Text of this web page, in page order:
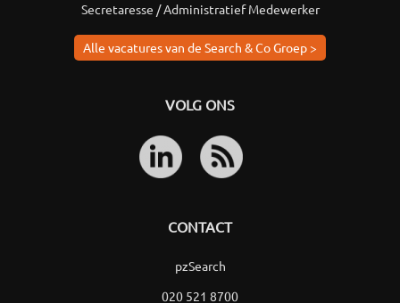
Secretaresse / Administratief Medewerker
Alle vacatures van de Search & Co Groep >
VOLG ONS
CONTACT
pzSearch
020 521 8700